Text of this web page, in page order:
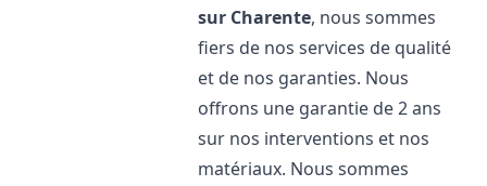
sur Charente, nous sommes
fiers de nos services de qualité
et de nos garanties. Nous
offrons une garantie de 2 ans
sur nos interventions et nos
matériaux. Nous sommes